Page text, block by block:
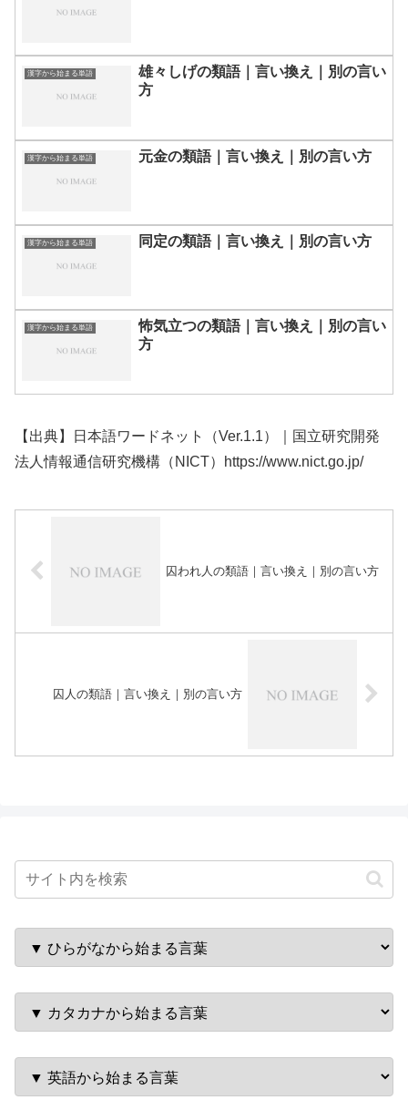
漢字から始まる単語
雄々しげの類語｜言い換え｜別の言い
方
漢字から始まる単語 元金の類語｜言い換え｜別の言い方
漢字から始まる単語 同定の類語｜言い換え｜別の言い方
漢字から始まる単語
怖気立つの類語｜言い換え｜別の言い
方
【出典】日本語ワードネット（Ver.1.1）｜国立研究開発
法人情報通信研究機構（NICT）https://www.nict.go.jp/
囚われ人の類語｜言い換え｜別の言い方
囚人の類語｜言い換え｜別の言い方